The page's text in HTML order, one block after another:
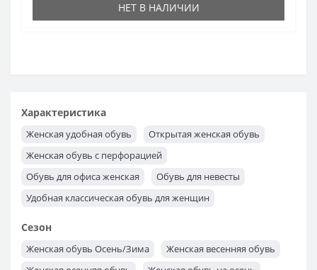
НЕТ В НАЛИЧИИ
Характеристика
Женская удобная обувь
Открытая женская обувь
Женская обувь с перфорацией
Обувь для офиса женская
Обувь для невесты
Удобная классическая обувь для женщин
Сезон
Женская обувь Осень/Зима
Женская весенняя обувь